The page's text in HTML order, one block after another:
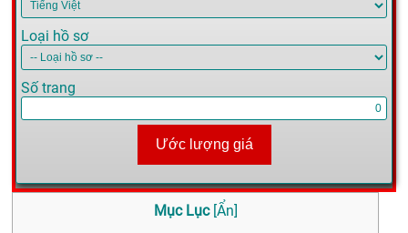
Loại hồ sơ
Số trang
Ước lượng giá
Mục Lục [Ẩn]